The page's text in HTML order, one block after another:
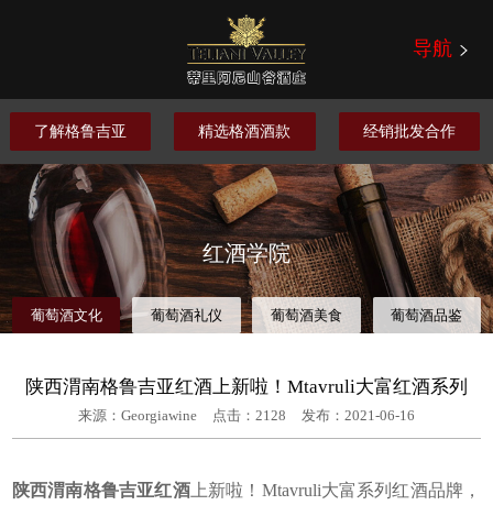
导航
了解格鲁吉亚 精选格酒酒款 经销批发合作
红酒学院
葡萄酒文化 葡萄酒礼仪 葡萄酒美食 葡萄酒品鉴
陕西渭南格鲁吉亚红酒上新啦！Mtavruli大富红酒系列
来源：Georgiawine 点击： 2128 发布：2021-06-16
陕西渭南格鲁吉亚红酒上新啦！Mtavruli大富系列红酒品牌，